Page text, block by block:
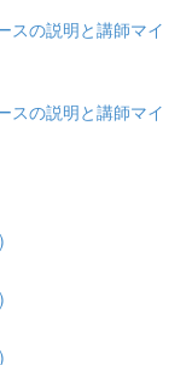
スの説明と講師マイ
スの説明と講師マイ